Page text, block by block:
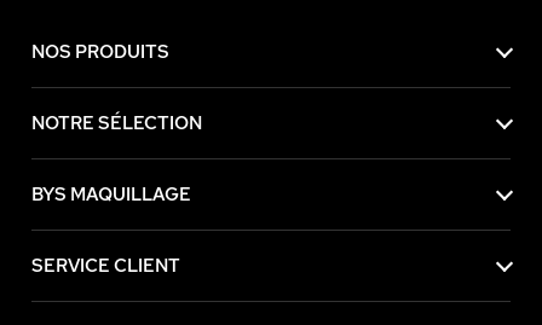
NOS PRODUITS
NOTRE SÉLECTION
BYS MAQUILLAGE
SERVICE CLIENT